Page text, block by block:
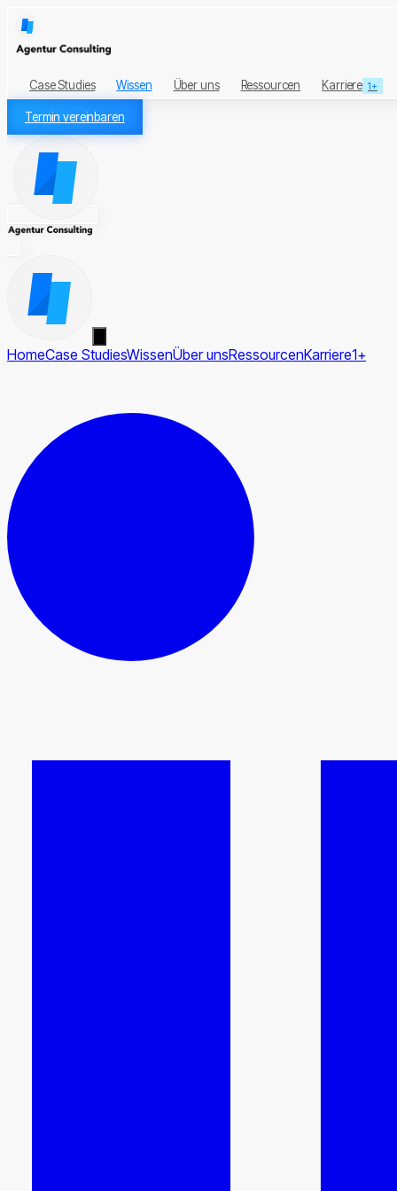
Case Studies Wissen Über uns Ressourcen Karriere 1+
Termin vereinbaren
HomeCase StudiesWissenÜber unsRessourcenKarriere1+